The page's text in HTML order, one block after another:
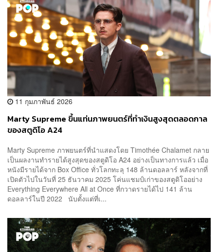
11 กุมภาพันธ์ 2026
Marty Supreme ขึ้นแท่นภาพยนตร์ที่ทำเงินสูงสุดตลอดกาล
ของสตูดิโอ A24
Marty Supreme ภาพยนตร์ที่นำแสดงโดย Timothée Chalamet กลาย
เป็นผลงานทำรายได้สูงสุดของสตูดิโอ A24 อย่างเป็นทางการแล้ว เมื่อ
หนังมีรายได้จาก Box Office ทั่วโลกทะลุ 148 ล้านดอลลาร์ หลังจากที่
เปิดตัวไปในวันที่ 25 ธันวาคม 2025 โค่นแชมป์เก่าของสตูดิโออย่าง
Everything Everywhere All at Once ที่กวาดรายได้ไป 141 ล้าน
ดอลลาร์ในปี 2022 นับตั้งแต่ที่เ...